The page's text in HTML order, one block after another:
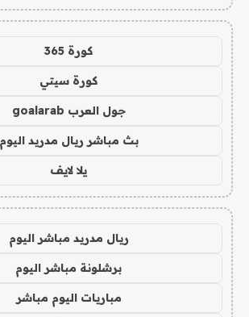
كورة 365
كورة سيتي
جول العرب goalarab
بث مباشر ريال مدريد اليوم
يلا لايف
ريال مدريد مباشر اليوم
برشلونة مباشر اليوم
مباريات اليوم مباشر